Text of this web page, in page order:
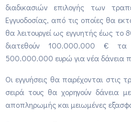
διαδικασιών επιλογής των
Εγγυοδοσίας, από τις οποίες θα
θα λειτουργεί ως εγγυητής έως το
διατεθούν 100.000.000 €
500.000.000 ευρώ για νέα δάνεια
Οι εγγυήσεις θα παρέχονται στις
σειρά τους θα χορηγούν δάνεια
αποπληρωμής και μειωμένες